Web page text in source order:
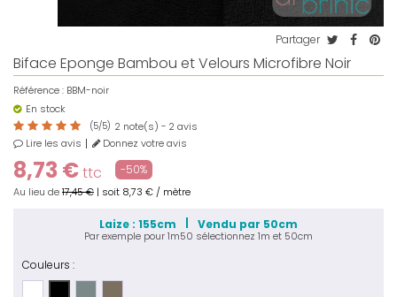
Partager
Biface Eponge Bambou et Velours Microfibre Noir
Référence : BBM-noir
En stock
(5/5) 2 note(s) - 2 avis
Lire les avis
Donnez votre avis
8,73 €ttc -50%
Au lieu de17,45 € | soit 8,73 € / mètre
Laize : 155cm Vendu par 50cm
Par exemple pour1m50 sélectionnez 1m et 50cm
Couleurs :